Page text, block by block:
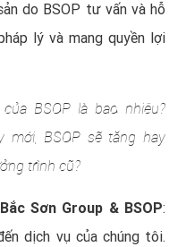
do BSOP tư vấn và hỗ
lý và mang quyền lợi
BSOP là bao nhiêu?
mới, BSOP sẽ tăng hay
trình cũ?
Sơn Group & BSOP:
dịch vụ của chúng tôi.